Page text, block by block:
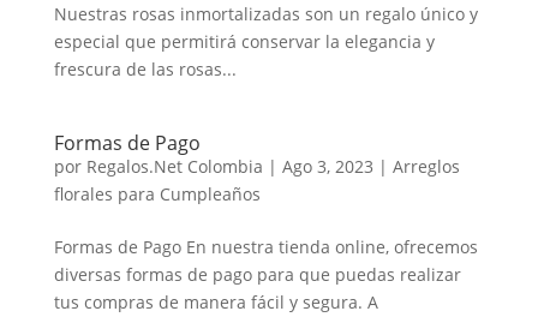
Nuestras rosas inmortalizadas son un regalo único y
especial que permitirá conservar la elegancia y
frescura de las rosas...
Formas de Pago
por Regalos.Net Colombia | Ago 3, 2023 | Arreglos
florales para Cumpleaños
Formas de Pago En nuestra tienda online, ofrecemos
diversas formas de pago para que puedas realizar
tus compras de manera fácil y segura. A